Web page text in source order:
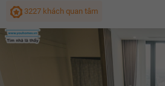
3227 khách quan tâm